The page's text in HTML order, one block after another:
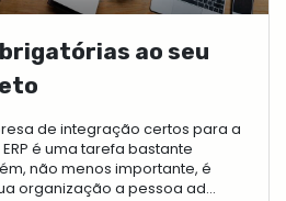
ao seu
de integração certos para a
é uma tarefa bastante
não menos importante, é
organização a pessoa ad...